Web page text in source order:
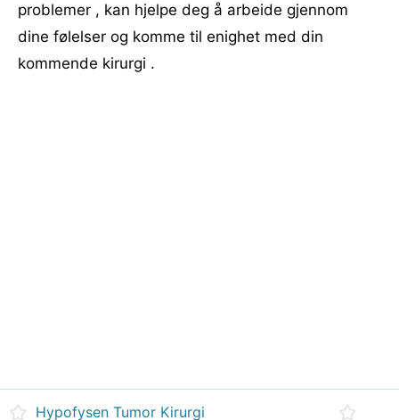
problemer , kan hjelpe deg å arbeide gjennom
dine følelser og komme til enighet med din
kommende kirurgi .
Hypofysen Tumor Kirurgi